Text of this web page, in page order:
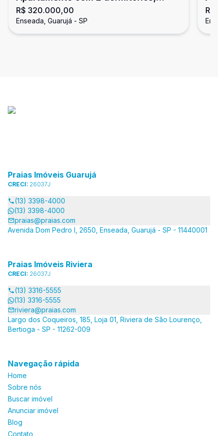
Enseada, Guarujá
R$ 320.000,00
Enseada, Guarujá - SP
Praias Imóveis Guarujá
CRECI: 26037J
(13) 3398-4000
(13) 3398-4000
praias@praias.com
Avenida Dom Pedro I, 2650, Enseada, Guarujá - SP - 11440001
Praias Imóveis Riviera
CRECI: 26037J
(13) 3316-5555
(13) 3316-5555
riviera@praias.com
Largo dos Coqueiros, 185, Loja 01, Riviera de São Lourenço,
Bertioga - SP - 11262-009
Navegação rápida
Home
Sobre nós
Buscar imóvel
Anunciar imóvel
Blog
Contato